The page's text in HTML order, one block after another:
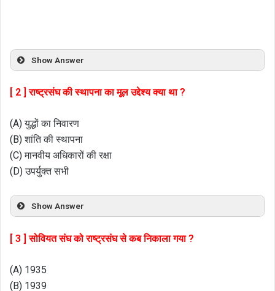
Show Answer
[ 2 ] राष्ट्रसंघ की स्थापना का मूल उद्देश्य क्या था ?
(A) युद्धों का निवारण
(B) शांति की स्थापना
(C) मानवीय अधिकारों की रक्षा
(D) उपर्युक्त सभी
Show Answer
[ 3 ] सोवियत संघ को राष्ट्रसंघ से कब निकाला गया ?
(A) 1935
(B) 1939